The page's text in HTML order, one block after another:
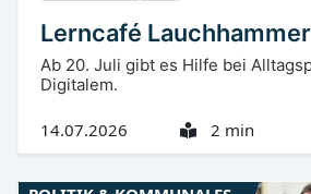
Lerncafé
Ab 20. Juli gibt es Hilfe bei
Digitalem.
14.07.2026 2 min